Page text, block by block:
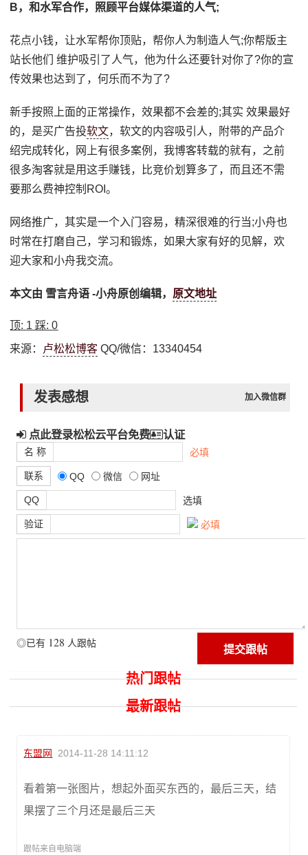
B，和水军合作，照顾平台媒体渠道的人气;
花点小钱，让水军帮你顶贴，帮你人为制造人气;你帮版主
站长他们 维护吸引了人气，他为什么还要针对你了?你的宣
传效果也达到了，何乐而不为了?
新手按照上面的正常操作，效果都不会差的;其实 效果最好
的，是买广告投软文，软文的内容吸引人，附带的产品介
绍完成转化，网上有很多案例，我博客转载的就有，之前
很多淘客就是用这手赚钱，比竞价划算多了，而且还不需
要那么费神控制ROI。
网络推广，其实是一个入门容易，精深很难的行当;小舟也
时常在打磨自己，学习和锻炼，如果大家有好的见解，欢
迎大家和小舟我交流。
本文由 雪言舟语 -小舟原创编辑， 原文地址
顶: 1 踩:0
来源： 卢松松博客 QQ/微信：13340454
发表感想 加入微信群
点此登录松松云平台免费 认证
名 称 必填
联系 QQ 微信 网址
QQ 选填
验证 必填
◎已有 128 人跟帖
热门跟帖
最新跟帖
东盟网 2014-11-28 14:11:12
看着第一张图片，想起外面买东西的，最后三天，结
果摆了三个月还是最后三天
跟帖来自电脑端